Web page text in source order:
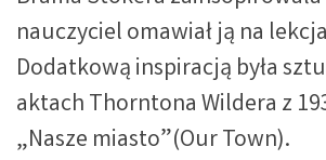
nauczyciel omawiał ją na
Dodatkową inspiracją była
aktach Thorntona Wildera z
„Nasze miasto”(Our Town).